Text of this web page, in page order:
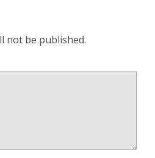
not be published.